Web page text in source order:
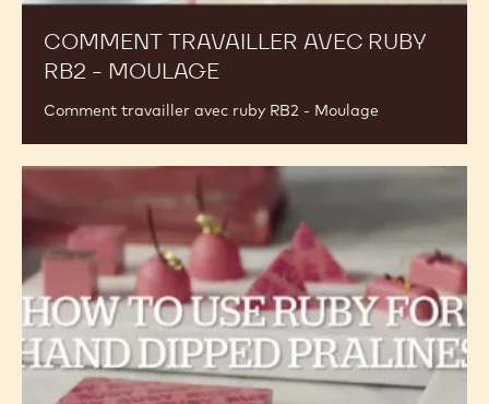
COMMENT TRAVAILLER AVEC RUBY
RB2 - MOULAGE
VIDEO)
Comment travailler avec ruby RB2 - Moulage
travailler
avec
ruby
RB2
Bonbons
trempés